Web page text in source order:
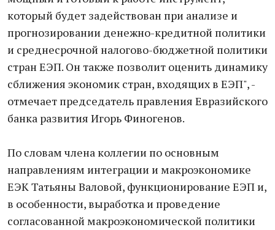
который будет задействован при анализе и
прогнозировании денежно-кредитной политики
и среднесрочной налогово-бюджетной политики
стран ЕЭП. Он также позволит оценить динамику
сближения экономик стран, входящих в ЕЭП", -
отмечает председатель правления Евразийского
банка развития Игорь Финогенов.
По словам члена коллегии по основным
направлениям интеграции и макроэкономике
ЕЭК Татьяны Валовой, функционирование ЕЭП и,
в особенности, выработка и проведение
согласованной макроэкономической политики